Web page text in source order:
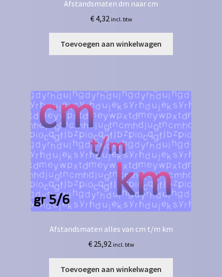
Afstandsmaten dm naar cm
€4,32 incl. btw
Toevoegen aan winkelwagen
Afstandsmaten alles van cm t/m km
€25,92 incl. btw
Toevoegen aan winkelwagen